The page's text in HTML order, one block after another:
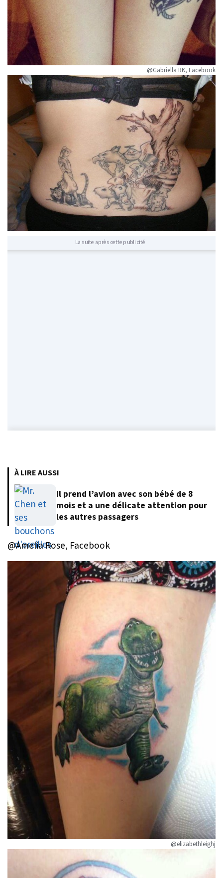
@Gabriella RK, Facebook
La suite après cette publicité
À LIRE AUSSI
Il prend l’avion avec son bébé de 8
mois et a une délicate attention pour
les autres passagers
@Amelia Rose, Facebook
@elizabethleighj